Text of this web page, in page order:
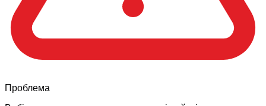
Проблема